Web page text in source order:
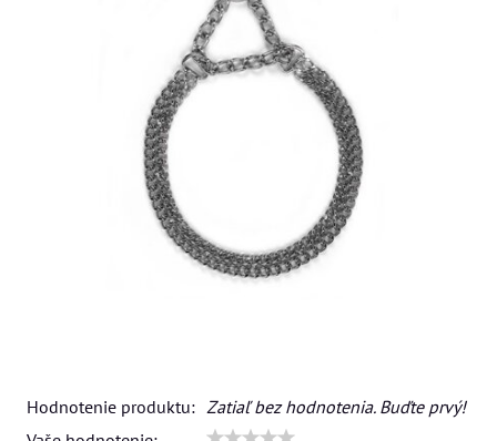
Hodnotenie produktu: Zatiaľ bez hodnotenia. Buďte prvý!